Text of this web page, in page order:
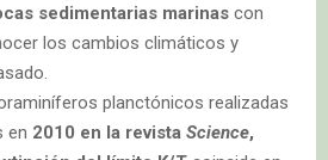
sedimentarias marinas con
los cambios climáticos y
planctónicos realizadas
en 2010 en la revista Science,